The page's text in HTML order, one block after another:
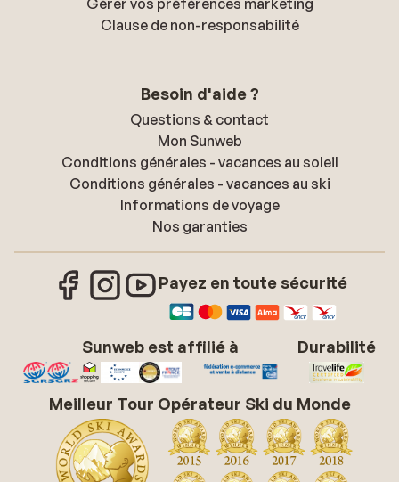
Gérer vos préférences marketing
Clause de non-responsabilité
Besoin d'aide ?
Questions & contact
Mon Sunweb
Conditions générales - vacances au soleil
Conditions générales - vacances au ski
Informations de voyage
Nos garanties
Payez en toute sécurité
Sunweb est affilié à Durabilité
Meilleur Tour Opérateur Ski du Monde